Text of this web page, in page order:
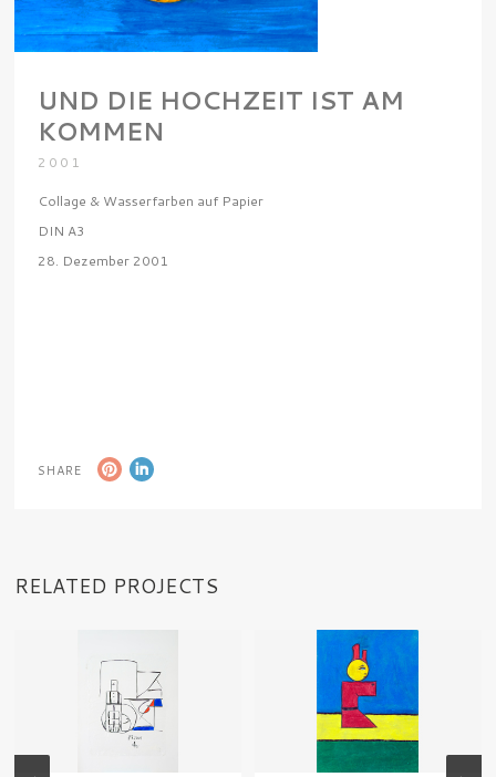
UND DIE HOCHZEIT IST AM
KOMMEN
2001
Collage & Wasserfarben auf Papier
DIN A3
28. Dezember 2001
SHARE
RELATED PROJECTS